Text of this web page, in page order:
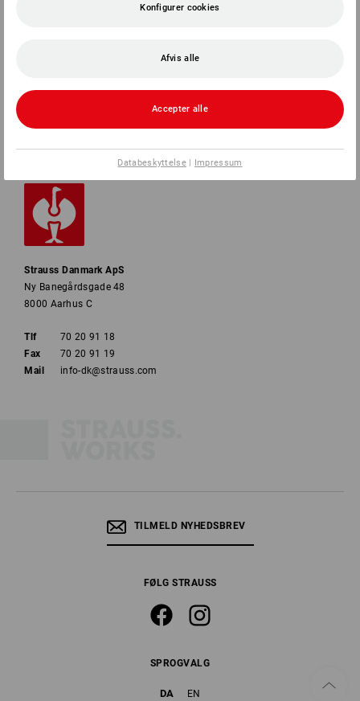
BETALINGSMETODER
Strauss Danmark ApS
Ny Banegårdsgade 48
8000 Aarhus C
Tlf
70 20 91 18
Fax
70 20 91 19
Mail
info-dk@strauss.com
TILMELD NYHEDSBREV
FØLG STRAUSS
SPROGVALG
DA EN
Konfigurer cookies
Afvis alle
Accepter alle
Databeskyttelse| Impressum